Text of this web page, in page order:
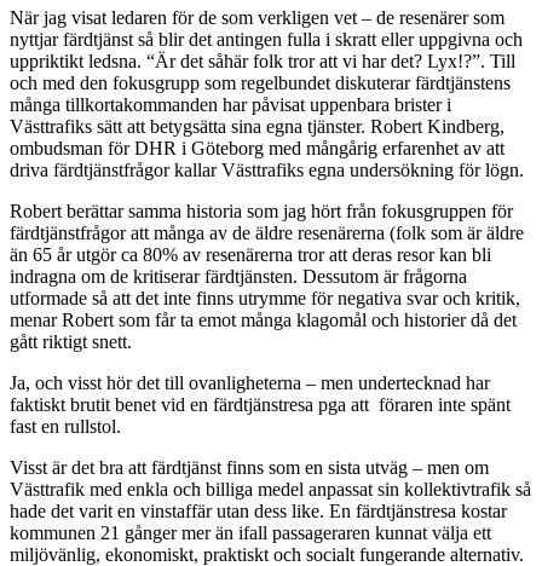
När jag visat ledaren för de som verkligen vet – de resenärer som
nyttjar färdtjänst så blir det antingen fulla i skratt eller uppgivna och
uppriktikt ledsna. “Är det såhär folk tror att vi har det? Lyx!?”. Till
och med den fokusgrupp som regelbundet diskuterar färdtjänstens
många tillkortakommanden har påvisat uppenbara brister i
Västtrafiks sätt att betygsätta sina egna tjänster. Robert Kindberg,
ombudsman för DHR i Göteborg med mångårig erfarenhet av att
driva färdtjänstfrågor kallar Västtrafiks egna undersökning för lögn.
Robert berättar samma historia som jag hört från fokusgruppen för
färdtjänstfrågor att många av de äldre resenärerna (folk som är äldre
än 65 år utgör ca 80% av resenärerna tror att deras resor kan bli
indragna om de kritiserar färdtjänsten. Dessutom är frågorna
utformade så att det inte finns utrymme för negativa svar och kritik,
menar Robert som får ta emot många klagomål och historier då det
gått riktigt snett.
Ja, och visst hör det till ovanligheterna – men undertecknad har
faktiskt brutit benet vid en färdtjänstresa pga att föraren inte spänt
fast en rullstol.
Visst är det bra att färdtjänst finns som en sista utväg – men om
Västtrafik med enkla och billiga medel anpassat sin kollektivtrafik så
hade det varit en vinstaffär utan dess like. En färdtjänstresa kostar
kommunen 21 gånger mer än ifall passageraren kunnat välja ett
miljövänlig, ekonomiskt, praktiskt och socialt fungerande alternativ.